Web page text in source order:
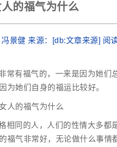
的福气为什么
健 来源：[db:文章来源] 阅
常有福气的，一来是因为她们
为她们自身的福运比较好。
相同的人，人们的性情大多都
福气非常好，无论做什么事情